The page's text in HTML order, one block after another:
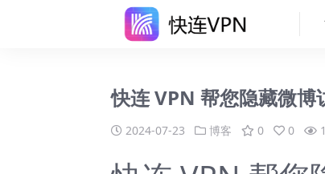
快连 VPN 帮您隐藏微博
2024-07-23 博客 0 0